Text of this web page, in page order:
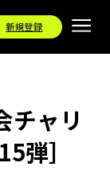
新規登録
チャリ
弾］